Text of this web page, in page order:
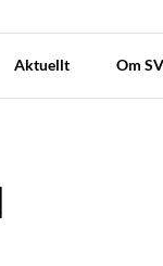
Aktuellt Om